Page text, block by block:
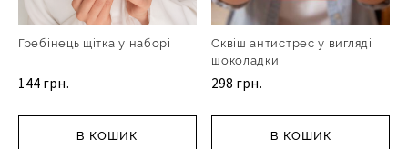
Гребінець щітка у наборі
144 грн.
В КОШИК
Сквіш антистрес у вигляді
шоколадки
298 грн.
В КОШИК